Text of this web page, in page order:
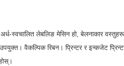
स्वचालित लेबलिङ मेसिन हो, बेलनाकार
वैकल्पिक रिबन। प्रिन्टर र इन्कजेट